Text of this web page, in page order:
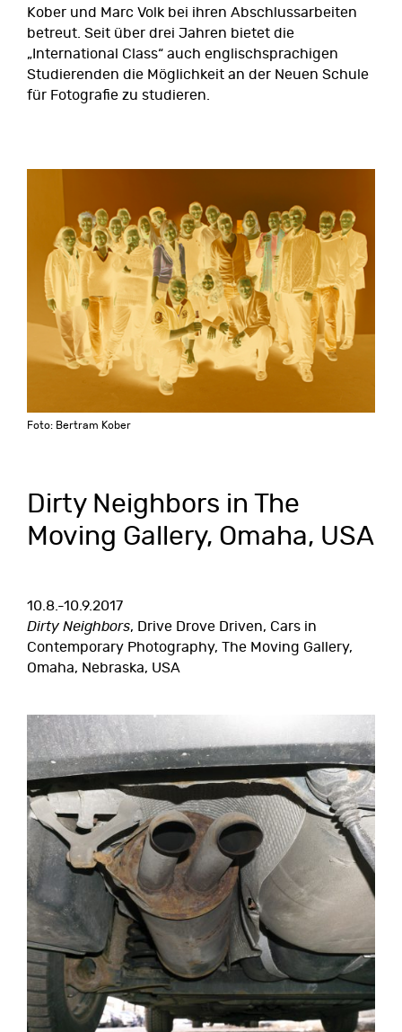
Kober und Marc Volk bei ihren Abschlussarbeiten
betreut. Seit über drei Jahren bietet die
„International Class“ auch englischsprachigen
Studierenden die Möglichkeit an der Neuen Schule
für Fotografie zu studieren.
Foto: Bertram Kober
Dirty Neighbors in The
Moving Gallery, Omaha, USA
10.8.-10.9.2017
Dirty Neighbors, Drive Drove Driven, Cars in
Contemporary Photography, The Moving Gallery,
Omaha, Nebraska, USA